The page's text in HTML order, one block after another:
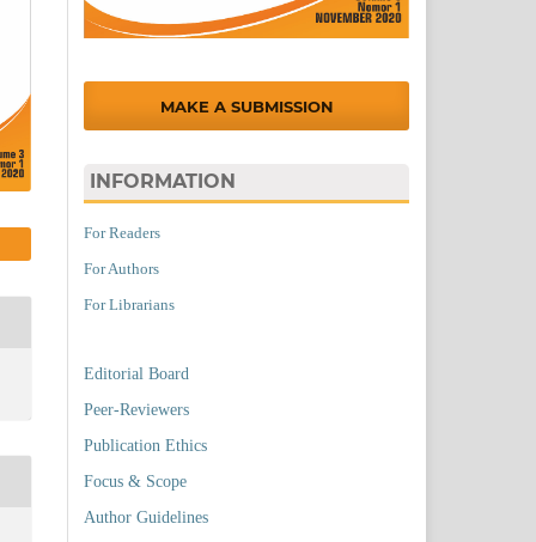
MAKE A SUBMISSION
INFORMATION
For Readers
For Authors
For Librarians
Editorial Board
Peer-Reviewers
Publication Ethics
Focus & Scope
Author Guidelines